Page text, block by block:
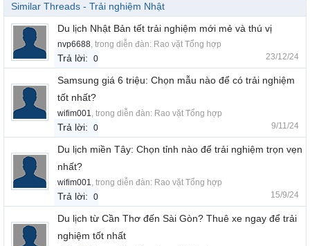
Similar Threads - Trải nghiệm Nhật
Du lịch Nhật Bản tết trải nghiệm mới mẻ và thú vị
nvp6688, trong diễn đàn: Rao vặt Tổng hợp
Trả lời: 0 23/12/24
Samsung giá 6 triệu: Chọn mẫu nào để có trải nghiệm
tốt nhất?
wifim001, trong diễn đàn: Rao vặt Tổng hợp
Trả lời: 0 9/11/24
Du lịch miền Tây: Chọn tỉnh nào để trải nghiệm trọn vẹn
nhất?
wifim001, trong diễn đàn: Rao vặt Tổng hợp
Trả lời: 0 15/9/24
Du lịch từ Cần Thơ đến Sài Gòn? Thuê xe ngay để trải
nghiệm tốt nhất